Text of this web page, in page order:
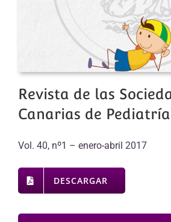
Revista de las
Canarias de Pediatría
Vol. 40, nº1 – enero-abril 2017
DESCARGAR